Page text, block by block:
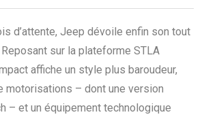
d’attente, Jeep dévoile enfin son tout
sur la plateforme STLA
affiche un style plus baroudeur,
motorisations – dont une version
– et un équipement technologique